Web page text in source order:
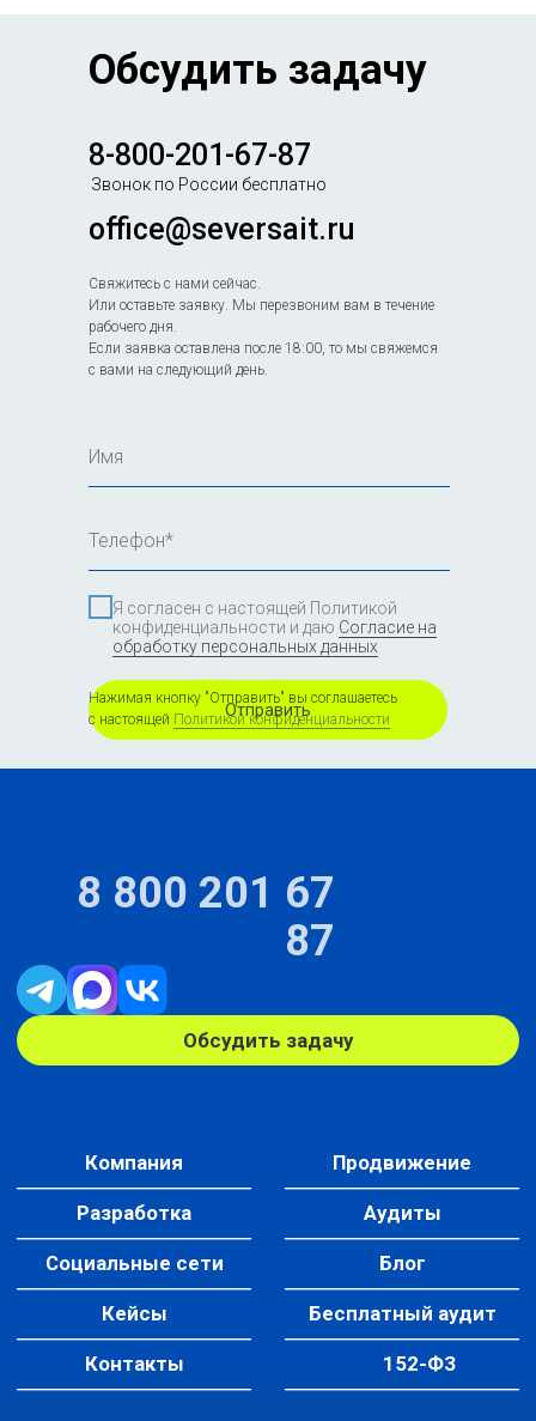
Обсудить задачу
8-800-201-67-87
Звонок по России бесплатно
office@seversait.ru
Имя
Телефон*
Я согласен с настоящей Политикой
конфиденциальности и даю Согласие на
обработку персональных данных
Отправить
Нажимая кнопку "Отправить" вы соглашаетесь
с настоящей Политикой конфиденциальности
Свяжитесь с нами сейчас.
Или оставьте заявку. Мы перезвоним вам в течение
рабочего дня.
Если заявка оставлена после 18:00, то мы свяжемся
с вами на следующий день.